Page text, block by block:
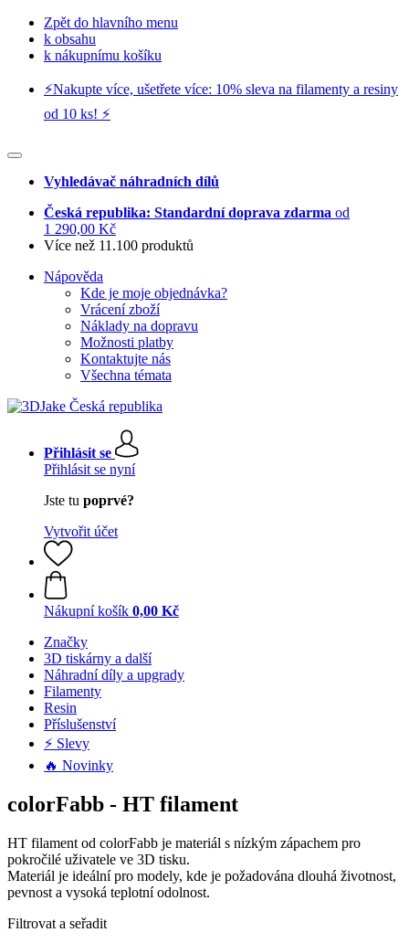
Zpět do hlavního menu
k obsahu
k nákupnímu košíku
⚡️Nakupte více, ušetřete více: 10% sleva na filamenty a resiny
od 10 ks! ⚡️
Vyhledávač náhradních dílů
Česká republika: Standardní doprava zdarma od
1 290,00 Kč
Více než 11.100 produktů
Nápověda
Kde je moje objednávka?
Vrácení zboží
Náklady na dopravu
Možnosti platby
Kontaktujte nás
Všechna témata
Přihlásit se
Přihlásit se nyní
Jste tu poprvé?
Vytvořit účet
Nákupní košík 0,00 Kč
Značky
3D tiskárny a další
Náhradní díly a upgrady
Filamenty
Resin
Příslušenství
⚡ Slevy
🔥 Novinky
colorFabb - HT filament
HT filament od colorFabb je materiál s nízkým zápachem pro
pokročilé uživatele ve 3D tisku.
Materiál je ideální pro modely, kde je požadována dlouhá životnost,
pevnost a vysoká teplotní odolnost.
Filtrovat a seřadit